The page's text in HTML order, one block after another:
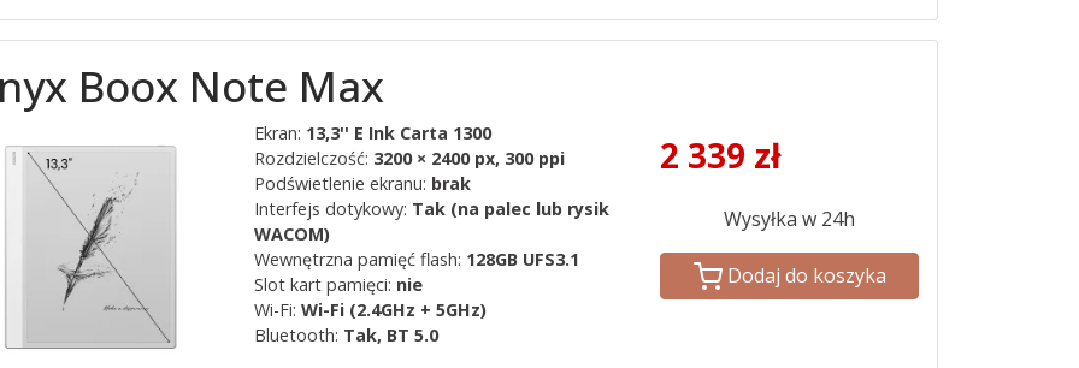
Boox Note Max
Ekran: 13,3'' E Ink Carta 1300
Rozdzielczość: 3200 × 2400 px, 300 ppi
Podświetlenie ekranu: brak
Interfejs dotykowy: Tak (na palec lub rysik
WACOM)
Wewnętrzna pamięć flash: 128GB UFS3.1
Slot kart pamięci: nie
Wi-Fi: Wi-Fi (2.4GHz + 5GHz)
Bluetooth: Tak, BT 5.0
2 339 zł
Wysyłka w 24h
Dodaj do koszyka